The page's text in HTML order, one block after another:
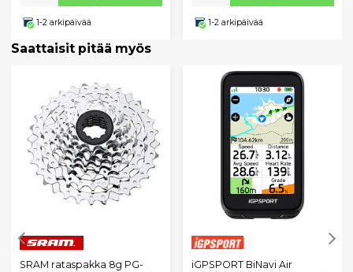
1-2 arkipäivää 1-2 arkipäivää
Saattaisit pitää myös
SRAM rataspakka 8g PG-
iGPSPORT BiNavi Air